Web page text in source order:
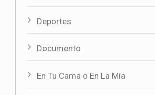
Deportes
Documento
En Tu Cama o En La Mía